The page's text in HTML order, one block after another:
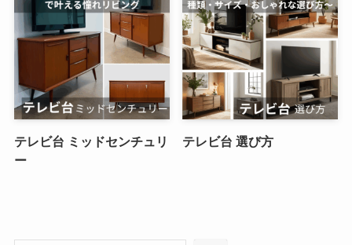
テレビ台 ミッドセンチュリ
ー
テレビ台 選び方